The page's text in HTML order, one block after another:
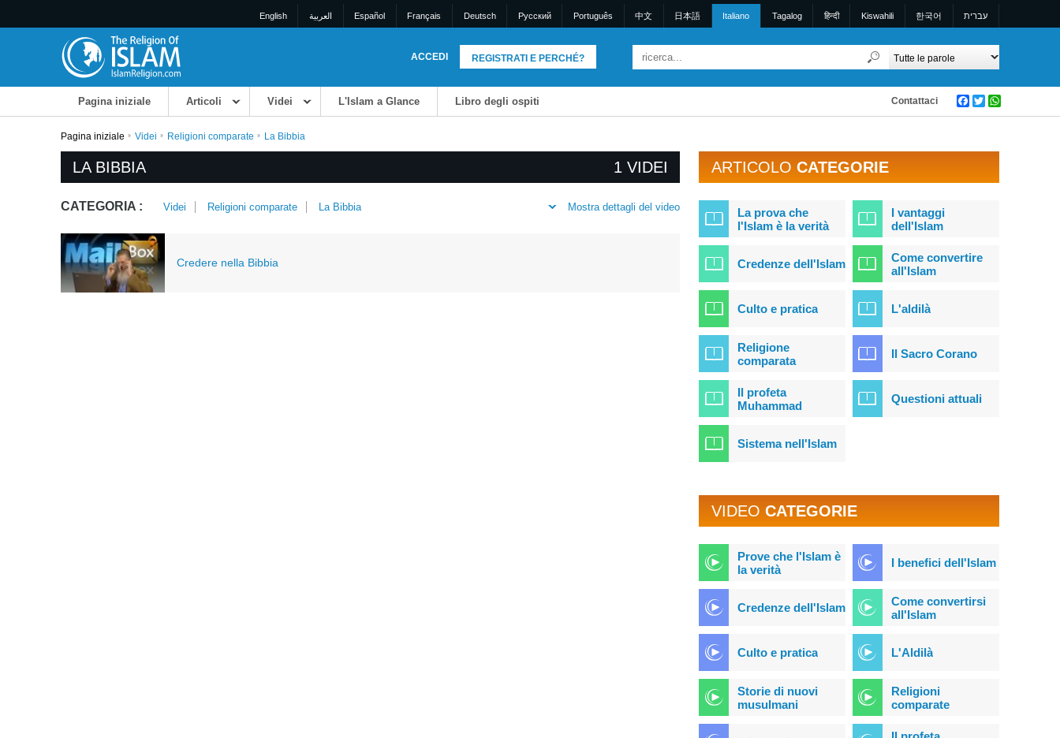
English العربية Español Français Deutsch Pусский Português 中文 日本語 Italiano Tagalog हिन्दी Kiswahili 한국어 עברית
REGISTRATI E PERCHÉ?
ACCEDI
Pagina iniziale Articoli Videi L'Islam a Glance Libro degli ospiti Facebook
Twitter
Contattaci
Pagina iniziale Videi Religioni comparate La Bibbia
LA BIBBIA 1 VIDEI
CATEGORIA : Videi Religioni comparate La Bibbia Mostra dettagli del video
Credere nella Bibbia
ARTICOLOCATEGORIE
La prova che
l'Islam è la verità
I vantaggi
dell'Islam
Credenze dell'Islam
Come convertire
all'Islam
Culto e pratica L'aldilà
Religione
comparata
Il Sacro Corano
Il profeta
Muhammad
Questioni attuali
Sistema nell'Islam
VIDEOCATEGORIE
Prove che l'Islam è
la verità
I benefici dell'Islam
Credenze dell'Islam
Come convertirsi
all'Islam
Culto e pratica L'Aldilà
Storie di nuovi
musulmani
Religioni
comparate